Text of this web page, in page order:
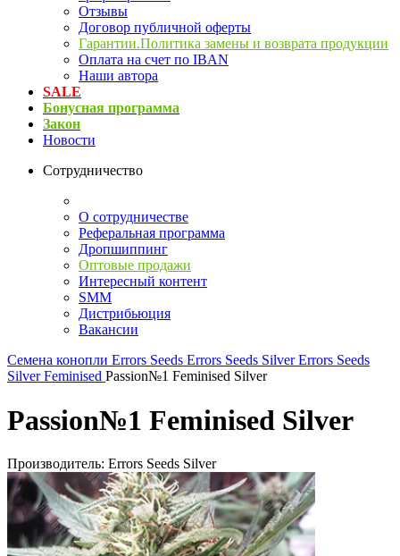
Отзывы
Договор публичной оферты
Гарантии.Политика замены и возврата продукции
Оплата на счет по IBAN
Наши автора
SALE
Бонусная программа
Закон
Новости
Сотрудничество
О сотрудничестве
Реферальная программа
Дропшиппинг
Оптовые продажи
Интересный контент
SMM
Дистрибьюция
Вакансии
Семена конопли Errors Seeds Errors Seeds SilverErrors Seeds
Silver Feminised Passion№1 Feminised Silver
Passion№1 Feminised Silver
Производитель: Errors Seeds Silver